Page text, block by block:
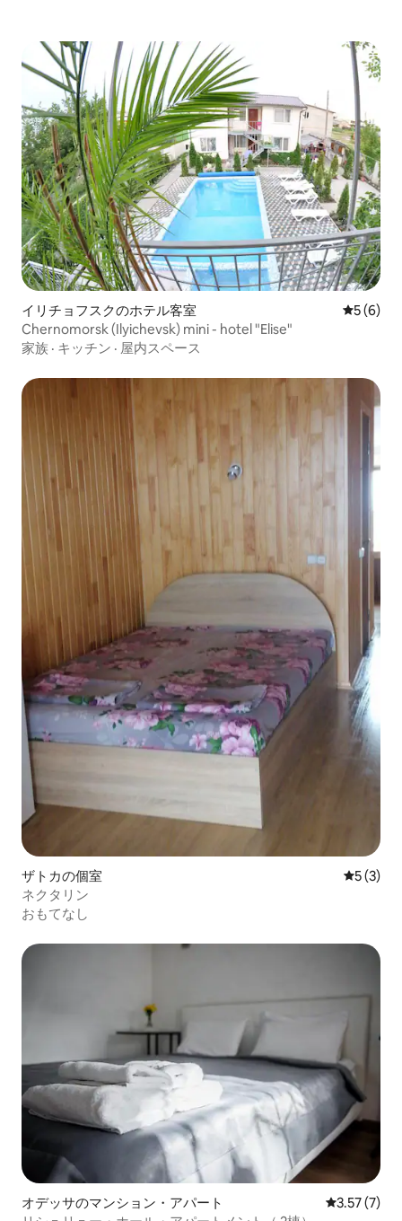
イリチョフスクのホテル客室 レビュー
5 (6)
Chernomorsk (Ilyichevsk) mini - hotel "Elise"
家族 · キッチン · 屋内スペース
ザトカの個室 レビュー
5 (3)
ネクタリン
おもてなし
オデッサのマンション・アパート レビュー7
3.57 (7)